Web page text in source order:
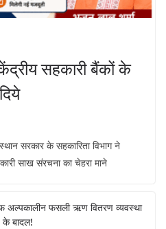
सहकारी बैंकों के
सरकार के सहकारिता विभाग ने
साख संरचना का चेहरा माने
अल्पकालीन फसली ऋण वितरण व्यवस्था
बादल!